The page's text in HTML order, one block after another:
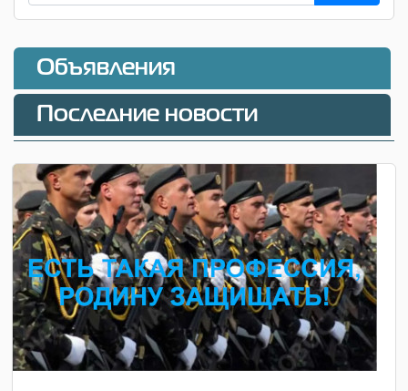
Объявления
Последние новости